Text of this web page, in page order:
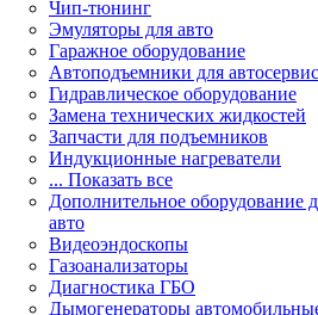
Чип-тюнинг
Эмуляторы для авто
Гаражное оборудование
Автоподъемники для
Гидравлическое оборудование
Замена технических жидкостей
Запчасти для подъемников
Индукционные нагреватели
... Показать все
Дополнительное оборудование
авто
Видеоэндоскопы
Газоанализаторы
Диагностика ГБО
Дымогенераторы